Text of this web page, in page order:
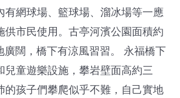
有網球場、籃球場、溜冰場等一應
供市民使用。古亭河濱公園面積約
闊，橋下有涼風習習。
永福橋下
兒童遊樂設施，攀岩壁面高約三
的孩子們攀爬似乎不難，自己實地